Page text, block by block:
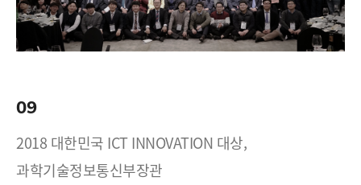
09
2018 대한민국 ICT INNOVATION 대상,
과학기술정보통신부장관